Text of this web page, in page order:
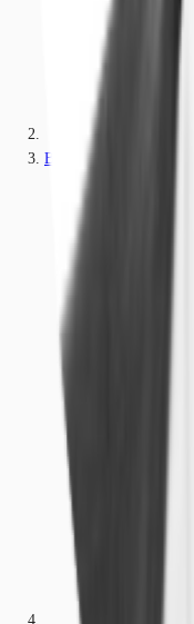
Brandenburg